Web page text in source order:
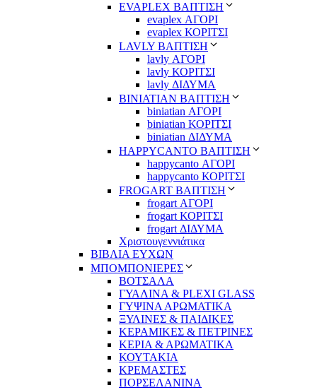
EVAPLEX ΒΑΠΤΙΣΗ
evaplex ΑΓΟΡΙ
evaplex ΚΟΡΙΤΣΙ
LAVLY ΒΑΠΤΙΣΗ
lavly ΑΓΟΡΙ
lavly ΚΟΡΙΤΣΙ
lavly ΔΙΔΥΜΑ
ΒΙΝΙΑΤΙΑΝ ΒΑΠΤΙΣΗ
biniatian ΑΓΟΡΙ
biniatian ΚΟΡΙΤΣΙ
biniatian ΔΙΔΥΜΑ
HAPPYCANTO ΒΑΠΤΙΣΗ
happycanto ΑΓΟΡΙ
happycanto ΚΟΡΙΤΣΙ
FROGART ΒΑΠΤΙΣΗ
frogart ΑΓΟΡΙ
frogart ΚΟΡΙΤΣΙ
frogart ΔΙΔΥΜΑ
Χριστουγεννιάτικα
ΒΙΒΛΙΑ ΕΥΧΩΝ
ΜΠΟΜΠΟΝΙΕΡΕΣ
ΒΟΤΣΑΛΑ
ΓΥΑΛΙΝΑ & PLEXI GLASS
ΓΥΨΙΝΑ ΑΡΩΜΑΤΙΚΑ
ΞΥΛΙΝΕΣ & ΠΑΙΔΙΚΕΣ
ΚΕΡΑΜΙΚΕΣ & ΠΕΤΡΙΝΕΣ
ΚΕΡΙΑ & ΑΡΩΜΑΤΙΚΑ
ΚΟΥΤΑΚΙΑ
ΚΡΕΜΑΣΤΕΣ
ΠΟΡΣΕΛΑΝΙΝΑ